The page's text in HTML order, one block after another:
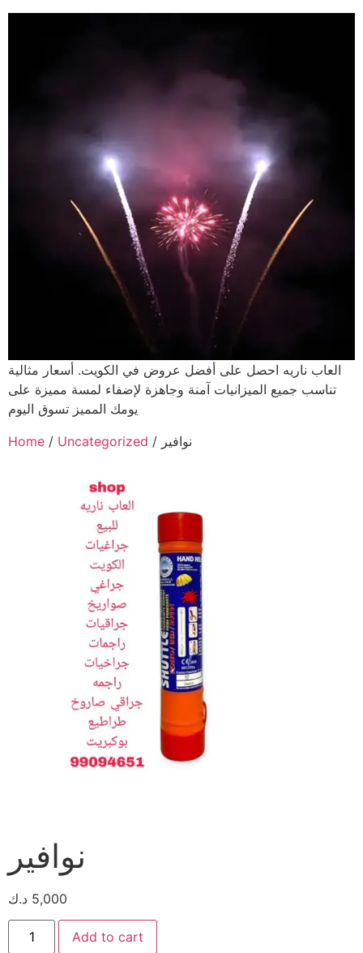
العاب ناريه احصل على أفضل عروض في الكويت. أسعار مثالية
تناسب جميع الميزانيات آمنة وجاهزة لإضفاء لمسة مميزة على
يومك المميز تسوق اليوم
Home / Uncategorized / نوافير
نوافير
5,000 د.ك
Add to cart